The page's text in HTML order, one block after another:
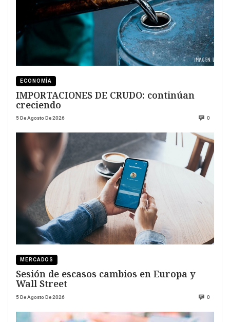
ECONOMÍA
IMPORTACIONES DE CRUDO: continúan
creciendo
5 De Agosto De 2026 0
MERCADOS
Sesión de escasos cambios en Europa y
Wall Street
5 De Agosto De 2026 0